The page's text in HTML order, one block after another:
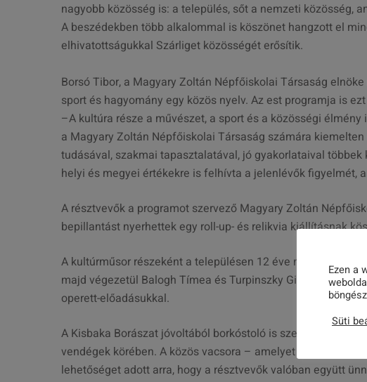
nagyobb közösség is: a település, sőt a nemzeti közösség,
A beszédekben több alkalommal is köszönet hangzott el
elhivatottságukkal Szárliget közösségét erősítik.
Borsó Tibor, a Magyary Zoltán Népfőiskolai Társaság
sport és hagyomány egy közös nyelv. Az est programja is
–A kultúra része a művészet, a sport és a közösségi
a Magyary Zoltán Népfőiskolai Társaság számára
tudásával, szakmai tapasztalatával, jó gyakorlataival
helyi és megyei értékekre is felhívta a jelenlévők figyelmét,
A résztvevők a programot szervező Magyary Zoltán
bepillantást nyerhettek egy roll-up- és relikvia kiállításnak
A kultúrműsor részeként a településen 12 éve működő
majd végezetül Balogh Tímea és Turpinszky Gippert Béla
operett-előadásukkal.
A Kisbaka Borászat jóvoltából borkóstoló is szerepelt a
vendégek körében. A közös vacsora – amelyet Mezei
lehetőséget adott arra, hogy a résztvevők valóban együtt
Ezen a
Süti